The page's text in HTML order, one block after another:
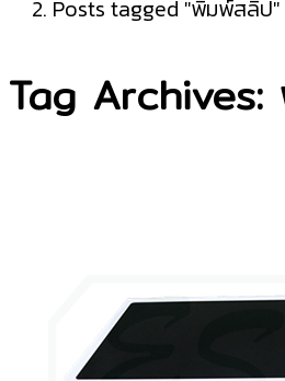
Posts tagged "พิมพ์สลิป"
Tag